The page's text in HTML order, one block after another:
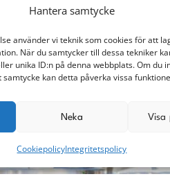
Hantera samtycke
använder vi teknik som cookies för att
När du samtycker till dessa tekniker
unika ID:n på denna webbplats. Om du
kan detta påverka vissa
Neka Visa
CookiepolicyIntegritetspolicy